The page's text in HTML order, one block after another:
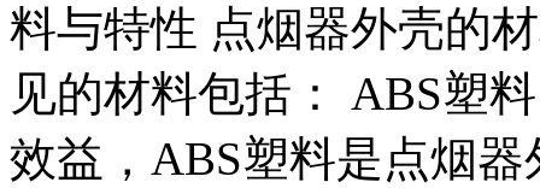
料与特性 点烟器外壳的
见的材料包括： ABS塑
效益，ABS塑料是点烟